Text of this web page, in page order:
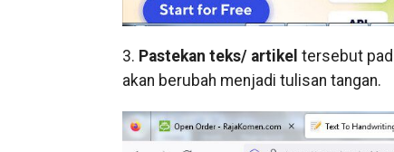
3. Pastekan teks/ artikel tersebut
akan berubah menjadi tulisan tangan.